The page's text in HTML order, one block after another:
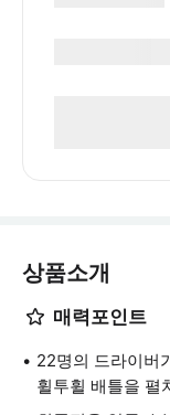
상품소개
매력포인트
22명의 드라이버
휠투휠 배틀을 펼